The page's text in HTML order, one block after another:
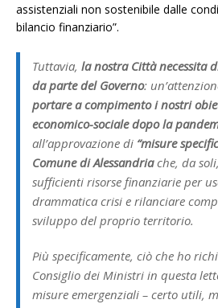
assistenziali non sostenibile dalle
bilancio finanziario”.
Tuttavia, la nostra Città necessita
da parte del Governo:
portare a compimento i nostri
economico-sociale dopo la
all’approvazione di “misure
Comune di Alessandriache, da
sufficienti risorse finanziarie per
drammatica crisi e rilanciare
sviluppo del proprio territorio.
Più specificamente, ciò che ho
Consiglio dei Ministri in questa
misure emergenziali – certo utili,